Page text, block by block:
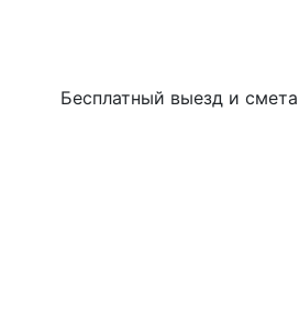
Бесплатный выезд и смета